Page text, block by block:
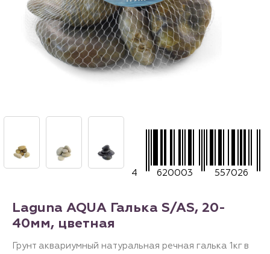
4 620003 557026
Laguna AQUA Галька S/AS, 20-
40мм, цветная
Грунт аквариумный натуральная речная галька 1кг в